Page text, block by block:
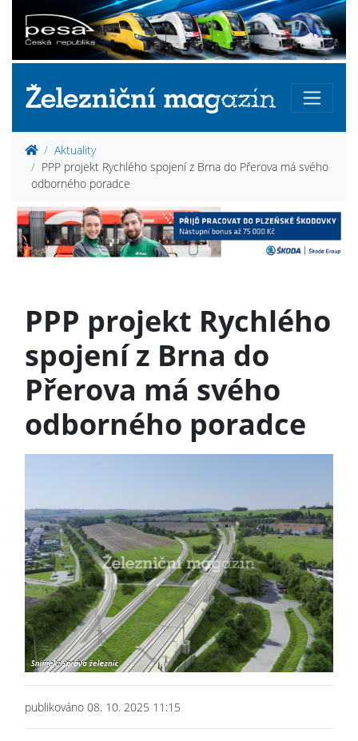
Aktuality
PPP projekt Rychlého spojení z Brna do Přerova má svého
odborného poradce
PPP projekt Rychlého
spojení z Brna do
Přerova má svého
odborného poradce
publikováno 08. 10. 2025 11:15